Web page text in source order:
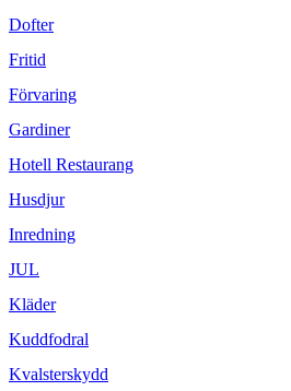
Dofter
Fritid
Förvaring
Gardiner
Hotell Restaurang
Husdjur
Inredning
JUL
Kläder
Kuddfodral
Kvalsterskydd